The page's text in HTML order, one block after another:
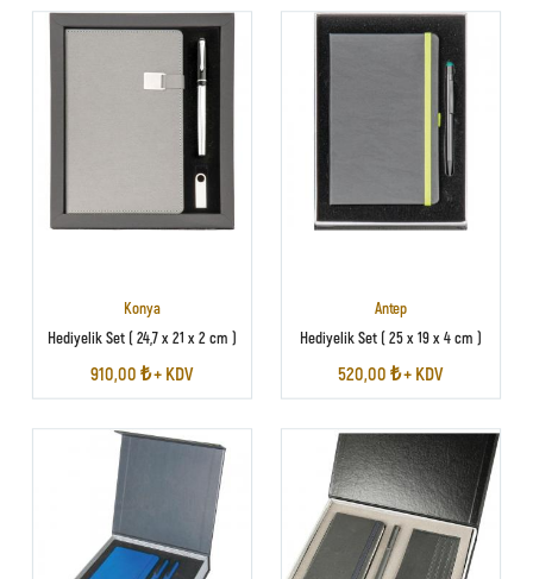
Konya
Hediyelik Set ( 24,7 x 21 x 2 cm )
910,00 ₺ + KDV
Antep
Hediyelik Set ( 25 x 19 x 4 cm )
520,00 ₺ + KDV